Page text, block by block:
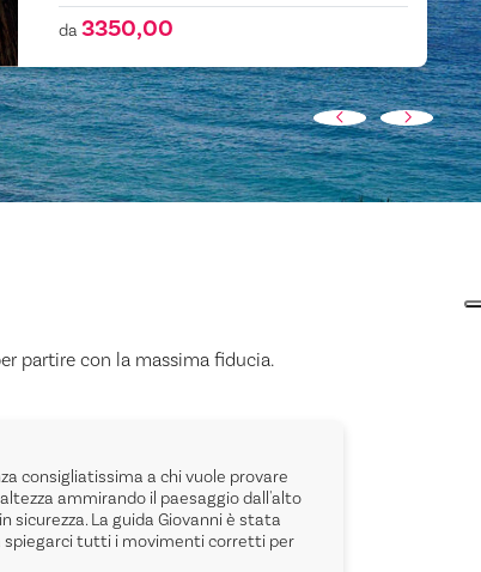
da 3350,00
partire con la massima fiducia.
consigliatissima a chi vuole provare
ammirando il paesaggio dall'alto
La guida Giovanni è stata
tutti i movimenti corretti per